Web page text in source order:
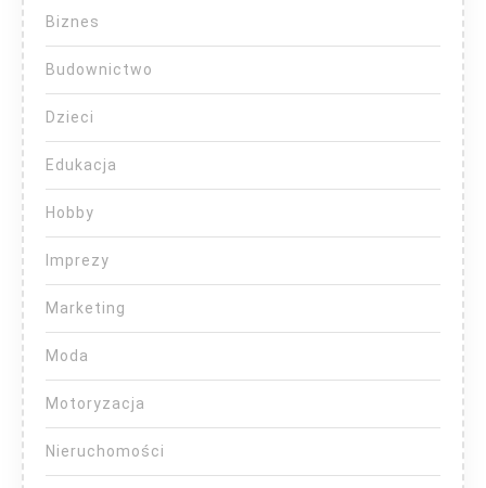
Biznes
Budownictwo
Dzieci
Edukacja
Hobby
Imprezy
Marketing
Moda
Motoryzacja
Nieruchomości